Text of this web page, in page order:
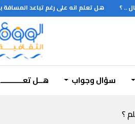
.. ؟
هل تعلم انه على رغم تباعد المسافة
سؤال وجواب هــل
؟